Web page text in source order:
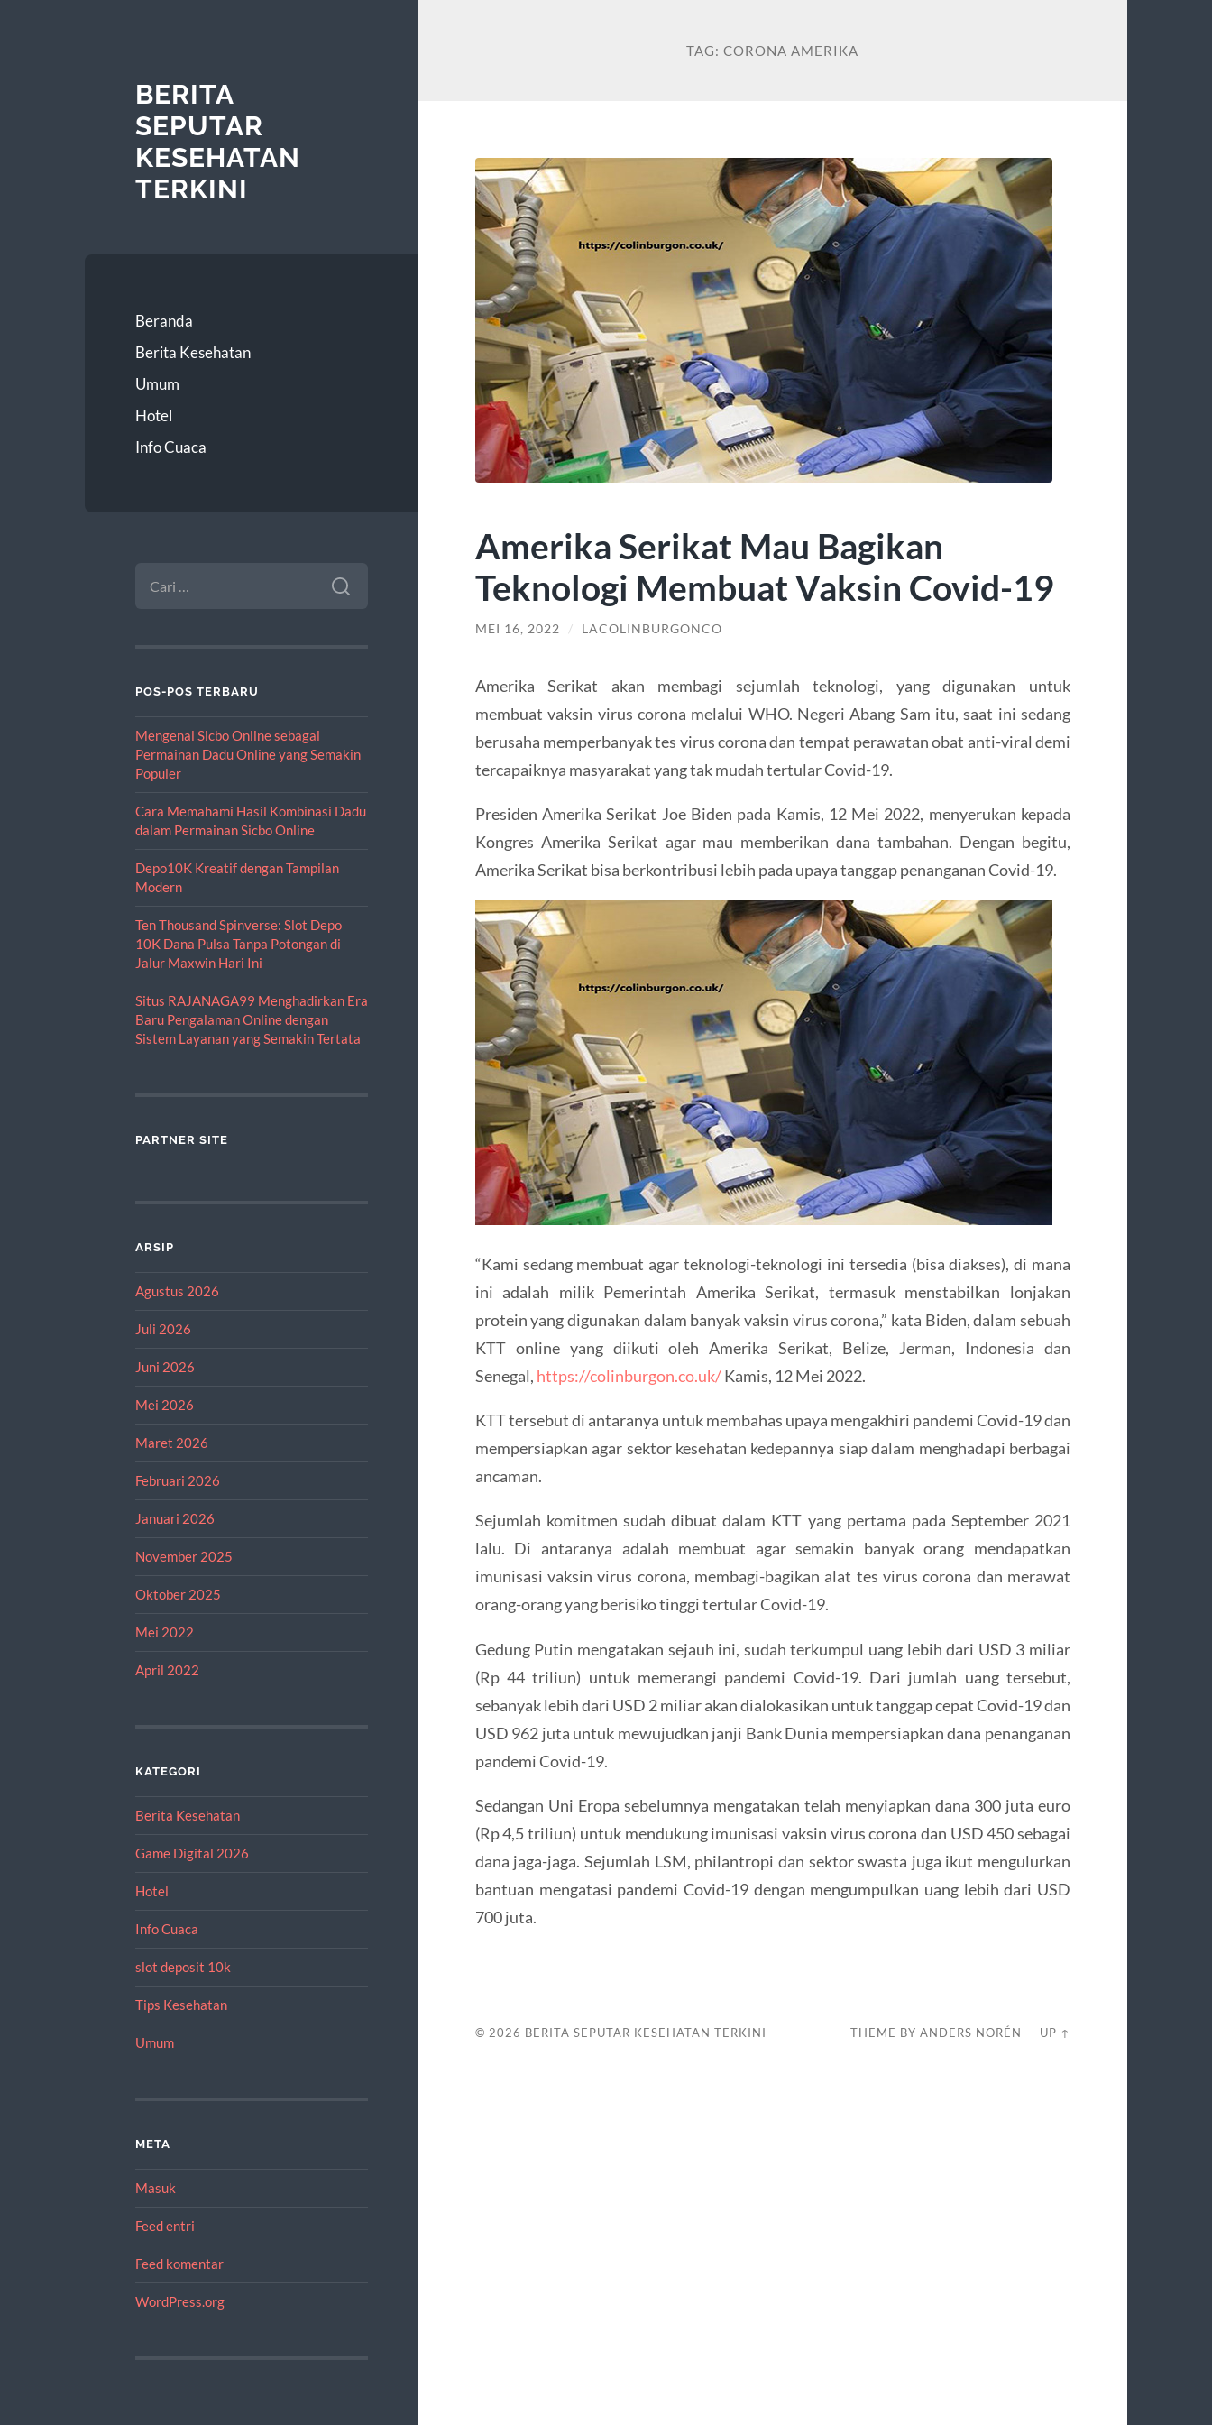
BERITA
SEPUTAR
KESEHATAN
TERKINI
Beranda
Berita Kesehatan
Umum
Hotel
Info Cuaca
UNTUK:
POS-POS TERBARU
Mengenal Sicbo Online sebagai
Permainan Dadu Online yang Semakin
Populer
Cara Memahami Hasil Kombinasi Dadu
dalam Permainan Sicbo Online
Depo10K Kreatif dengan Tampilan
Modern
Ten Thousand Spinverse: Slot Depo
10K Dana Pulsa Tanpa Potongan di
Jalur Maxwin Hari Ini
Situs RAJANAGA99 Menghadirkan Era
Baru Pengalaman Online dengan
Sistem Layanan yang Semakin Tertata
PARTNER SITE
ARSIP
Agustus 2026
Juli 2026
Juni 2026
Mei 2026
Maret 2026
Februari 2026
Januari 2026
November 2025
Oktober 2025
Mei 2022
April 2022
KATEGORI
Berita Kesehatan
Game Digital 2026
Hotel
Info Cuaca
slot deposit 10k
Tips Kesehatan
Umum
META
Masuk
Feed entri
Feed komentar
WordPress.org
TAG:CORONA AMERIKA
Amerika Serikat Mau Bagikan
Teknologi Membuat Vaksin Covid-19
MEI 16, 2022 / LACOLINBURGONCO
Amerika Serikat akan membagi sejumlah teknologi, yang digunakan untuk
membuat vaksin virus corona melalui WHO. Negeri Abang Sam itu, saat ini sedang
berusaha memperbanyak tes virus corona dan tempat perawatan obat anti-viral demi
tercapaiknya masyarakat yang tak mudah tertular Covid-19.
Presiden Amerika Serikat Joe Biden pada Kamis, 12 Mei 2022, menyerukan kepada
Kongres Amerika Serikat agar mau memberikan dana tambahan. Dengan begitu,
Amerika Serikat bisa berkontribusi lebih pada upaya tanggap penanganan Covid-19.
“Kami sedang membuat agar teknologi-teknologi ini tersedia (bisa diakses), di mana
ini adalah milik Pemerintah Amerika Serikat, termasuk menstabilkan lonjakan
protein yang digunakan dalam banyak vaksin virus corona,” kata Biden, dalam sebuah
KTT online yang diikuti oleh Amerika Serikat, Belize, Jerman, Indonesia dan
Senegal, https://colinburgon.co.uk/Kamis, 12 Mei 2022.
KTT tersebut di antaranya untuk membahas upaya mengakhiri pandemi Covid-19 dan
mempersiapkan agar sektor kesehatan kedepannya siap dalam menghadapi berbagai
ancaman.
Sejumlah komitmen sudah dibuat dalam KTT yang pertama pada September 2021
lalu. Di antaranya adalah membuat agar semakin banyak orang mendapatkan
imunisasi vaksin virus corona, membagi-bagikan alat tes virus corona dan merawat
orang-orang yang berisiko tinggi tertular Covid-19.
Gedung Putin mengatakan sejauh ini, sudah terkumpul uang lebih dari USD 3 miliar
(Rp 44 triliun) untuk memerangi pandemi Covid-19. Dari jumlah uang tersebut,
sebanyak lebih dari USD 2 miliar akan dialokasikan untuk tanggap cepat Covid-19 dan
USD 962 juta untuk mewujudkan janji Bank Dunia mempersiapkan dana penanganan
pandemi Covid-19.
Sedangan Uni Eropa sebelumnya mengatakan telah menyiapkan dana 300 juta euro
(Rp 4,5 triliun) untuk mendukung imunisasi vaksin virus corona dan USD 450 sebagai
dana jaga-jaga. Sejumlah LSM, philantropi dan sektor swasta juga ikut mengulurkan
bantuan mengatasi pandemi Covid-19 dengan mengumpulkan uang lebih dari USD
700 juta.
© 2026 BERITA SEPUTAR KESEHATAN TERKINI THEME BYANDERS NORÉN — UP ↑